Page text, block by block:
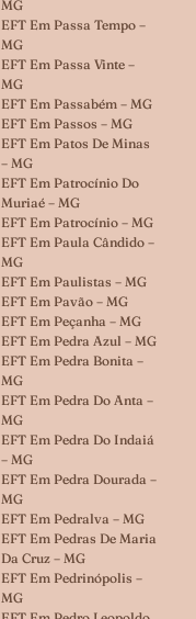
MG
EFT Em Passa Tempo –
MG
EFT Em Passa Vinte –
MG
EFT Em Passabém – MG
EFT Em Passos – MG
EFT Em Patos De Minas
– MG
EFT Em Patrocínio Do
Muriaé – MG
EFT Em Patrocínio – MG
EFT Em Paula Cândido –
MG
EFT Em Paulistas – MG
EFT Em Pavão – MG
EFT Em Peçanha – MG
EFT Em Pedra Azul – MG
EFT Em Pedra Bonita –
MG
EFT Em Pedra Do Anta –
MG
EFT Em Pedra Do Indaiá
– MG
EFT Em Pedra Dourada –
MG
EFT Em Pedralva – MG
EFT Em Pedras De Maria
Da Cruz – MG
EFT Em Pedrinópolis –
MG